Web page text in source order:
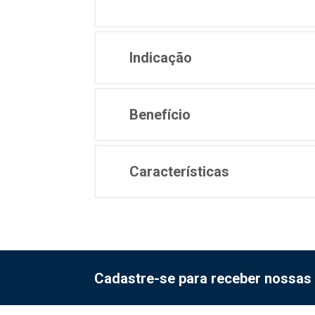
Indicação
Benefício
Características
Cadastre-se para receber